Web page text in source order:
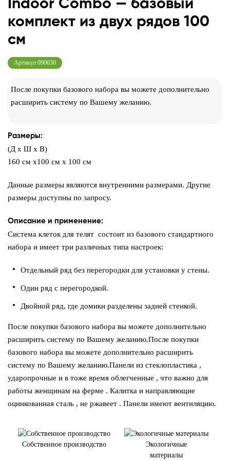
Indoor Combo — базовый
комплект из двух рядов 100
см
Артикул 090030
После покупки базового набора вы можете дополнительно
расширить систему по Вашему желанию.
Размеры:
(Д x Ш x В)
160 см х100 см х 100 см
Данные размеры являются внутренними размерами. Другие
размеры доступны по запросу.
Описание и применение:
Система клеток для телят состоит из базового стандартного
набора и имеет три различных типа настроек:
Отдельный ряд без перегородки для установки у стены.
Один ряд с перегородкой.
Двойной ряд, где домики разделены задней стенкой.
После покупки базового набора вы можете дополнительно
расширить систему по Вашему желанию.После покупки
базового набора вы можете дополнительно расширить
систему по Вашему желанию.Панели из стеклопластика ,
ударопрочные и в тоже время облегченные , что важно для
работы женщинам на ферме . Калитка и направляющие
оцинкованная сталь , не ржавеет . Панели имеют вентиляцию.
Собственное производство
Экологичные
материалы